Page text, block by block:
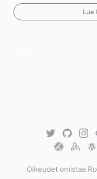
Lue
TwitterGitHub
Trakt
Oikeudet omistaa